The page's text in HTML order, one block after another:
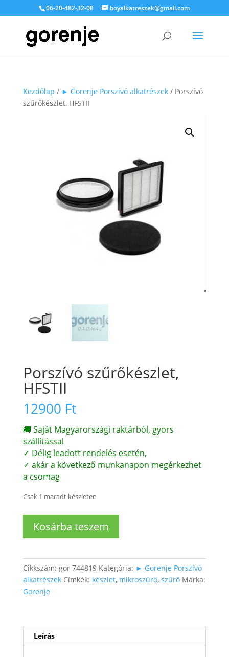
06-20-482-32-08 boyalkatreszek@gmail.com
Kezdőlap / ► Gorenje Porszívó alkatrészek/ Porszívó
szűrőkészlet, HFSTII
Porszívó szűrőkészlet,
HFSTII
12900 Ft
🚚 Saját Magyarországi raktárból, gyors
szállítással
✓ Délig leadott rendelés esetén,
✓ akár a következő munkanapon megérkezhet
a csomag
Csak 1 maradt készleten
szűrőkészlet,
Kosárba teszem
Cikkszám: gor 744819 Kategória: ► Gorenje Porszívó
alkatrészek Címkék: készlet, mikroszűrő, szűrő Márka:
Gorenje
Leírás